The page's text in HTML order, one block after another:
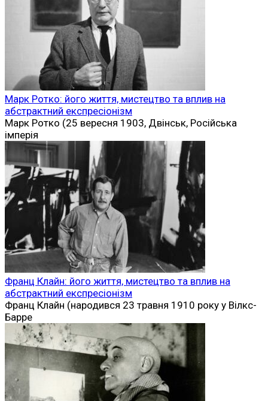
Марк Ротко: його життя, мистецтво та вплив на
абстрактний експресіонізм
Марк Ротко (25 вересня 1903, Двінськ, Російська
імперія
Франц Клайн: його життя, мистецтво та вплив на
абстрактний експресіонізм
Франц Клайн (народився 23 травня 1910 року у Вілкс-
Барре